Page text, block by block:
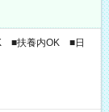
■扶養内OK ■日